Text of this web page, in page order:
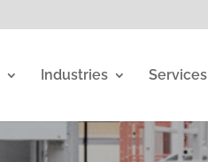
Industries Services